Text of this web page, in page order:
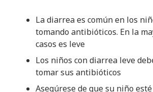
La diarrea es común en los
tomando antibióticos. En la
casos es leve
Los niños con diarrea leve
tomar sus antibióticos
Asegúrese de que su niño